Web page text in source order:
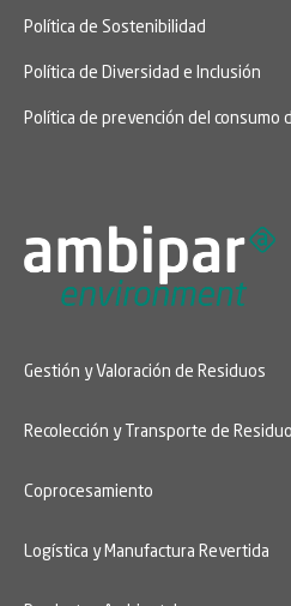
Política de Sostenibilidad
Política de Diversidad e Inclusión
Política de prevención del consumo
Gestión y Valoración de Residuos
Recolección y Transporte de
Coprocesamiento
Logística y Manufactura Revertida